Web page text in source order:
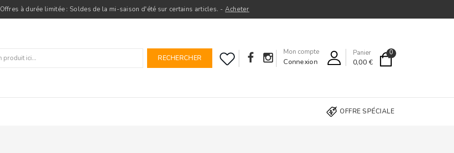
Offres à durée limitée : Soldes de la mi-saison d'été sur certains articles. - Acheter
Panier
0,00 €
0
Mon compte
Connexion
RECHERCHER
OFFRE SPÉCIALE